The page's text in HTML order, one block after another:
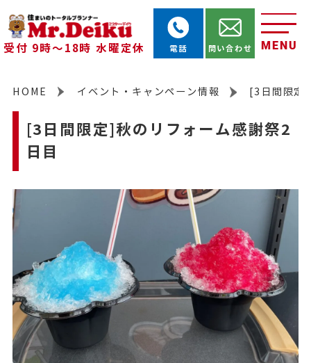
受付 9時～18時 水曜定休 MENU
電話 問い合わせ
HOME イベント・キャンペーン情報 [3日間限定
[3日間限定]秋のリフォーム感謝祭2
日目